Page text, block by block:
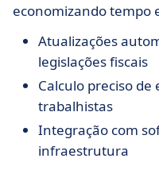
economizando tempo
Atualizações
legislações fiscais
Calculo preciso de
trabalhistas
Integração com
infraestrutura